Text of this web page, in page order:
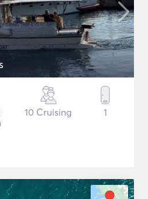
10 Cruising 1